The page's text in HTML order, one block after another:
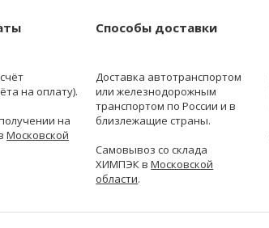
на оплату).
на
Московской
Способы доставки
Доставка автотранспортом
или железнодорожным
транспортом по России и в
близлежащие страны.
Самовывоз со склада
ХИМПЭК вМосковской
области.